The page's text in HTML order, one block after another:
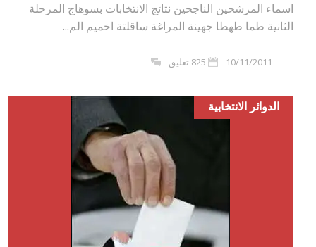
اسماء المرشحين الناجحين نتائج الانتخابات بسوهاج المرحلة
الثانية طما طهطا جهينة المراغة ساقلتة اخميم الم...
10/11/2011 825 تعليق
الدوائر الانتخابية